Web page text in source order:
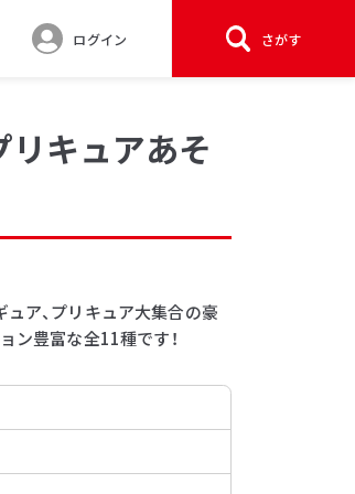
ログイン さがす
キュアあそ
ア、プリキュア大集合の豪
ン豊富な全11種です！